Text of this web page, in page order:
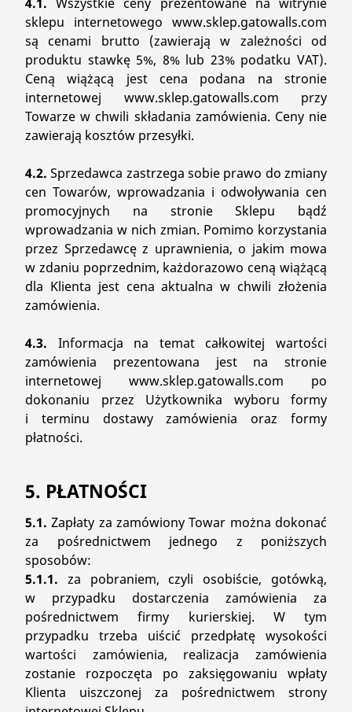
sklepu internetowego www.sklep.gatowalls.com
są cenami brutto (zawierają w zależności od
produktu stawkę 5%, 8% lub 23% podatku VAT).
Ceną wiążącą jest cena podana na stronie
internetowej www.sklep.gatowalls.com przy
Towarze w chwili składania zamówienia. Ceny nie
zawierają kosztów przesyłki.
4.2. Sprzedawca zastrzega sobie prawo do zmiany
cen Towarów, wprowadzania i odwoływania cen
promocyjnych na stronie Sklepu bądź
wprowadzania w nich zmian. Pomimo korzystania
przez Sprzedawcę z uprawnienia, o jakim mowa
w zdaniu poprzednim, każdorazowo ceną wiążącą
dla Klienta jest cena aktualna w chwili złożenia
zamówienia.
4.3. Informacja na temat całkowitej wartości
zamówienia prezentowana jest na stronie
internetowej www.sklep.gatowalls.com po
dokonaniu przez Użytkownika wyboru formy
i terminu dostawy zamówienia oraz formy
płatności.
5. PŁATNOŚCI
5.1. Zapłaty za zamówiony Towar można dokonać
za pośrednictwem jednego z poniższych
sposobów:
5.1.1. za pobraniem, czyli osobiście, gotówką,
w przypadku dostarczenia zamówienia za
pośrednictwem firmy kurierskiej. W tym
przypadku trzeba uiścić przedpłatę wysokości
wartości zamówienia, realizacja zamówienia
zostanie rozpoczęta po zaksięgowaniu wpłaty
Klienta uiszczonej za pośrednictwem strony